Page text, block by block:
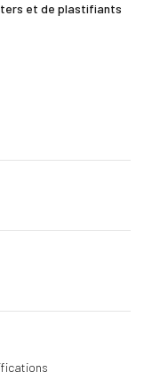
et de plastifiants